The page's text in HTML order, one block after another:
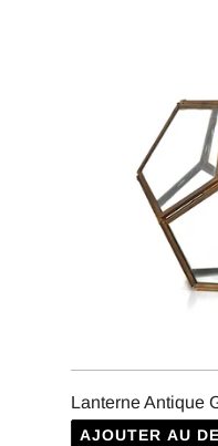
Lanterne Antique
AJOUTER AU